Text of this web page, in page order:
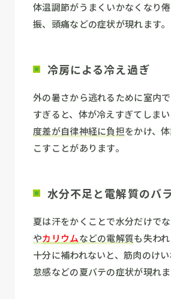
体温調節がうまくいかなくなり
振、頭痛などの症状が現れます。
冷房による冷え過ぎ
外の暑さから逃れるために室内
すぎると、体が冷えすぎてしま
度差が自律神経に負担をかけ、
こすことがあります。
水分不足と電解質のバ
夏は汗をかくことで水分だけでな
やカリウムなどの電解質も失わ
十分に補われないと、筋肉のけ
怠感などの夏バテの症状が現れま